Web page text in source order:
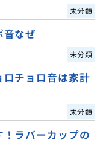
未分類
音なぜ
未分類
ロチョロ音は家計
未分類
！ラバーカップの